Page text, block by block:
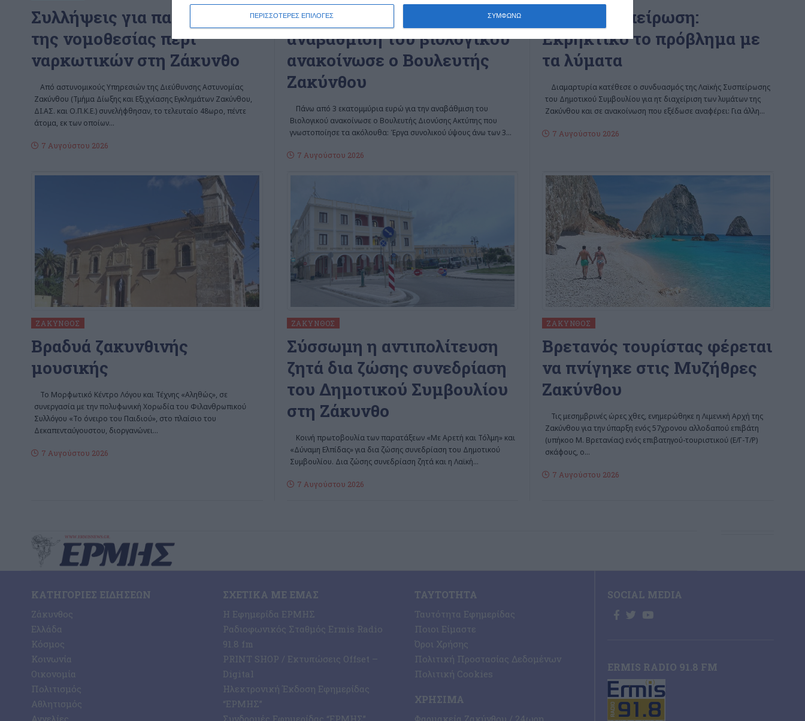
ΠΕΡΙΣΣΟΤΕΡΕΣ ΕΠΙΛΟΓΕΣ ΣΥΜΦΩΝΩ
Συλλήψεις για παραβάσεις
της νομοθεσίας περί
ναρκωτικών στη Ζάκυνθο
Από αστυνομικούς Υπηρεσιών της Διεύθυνσης Αστυνομίας
Ζακύνθου (Τμήμα Δίωξης και Εξιχνίασης Εγκλημάτων Ζακύνθου,
ΔΙ.ΑΣ. και Ο.Π.Κ.Ε.) συνελήφθησαν, το τελευταίο 48ωρο, πέντε
άτομα, εκ των οποίων…
7 Αυγούστου 2026
Πιστώσεις για την
αναβάθμιση του βιολογικού
ανακοίνωσε ο Βουλευτής
Ζακύνθου
Πάνω από 3 εκατομμύρια ευρώ για την αναβάθμιση του
Βιολογικού ανακοίνωσε ο Βουλευτής Διονύσης Ακτύπης που
γνωστοποίησε τα ακόλουθα: Έργα συνολικού ύψους άνω των 3…
7 Αυγούστου 2026
Λαϊκή Συσπείρωση:
Εκρηκτικό το πρόβλημα με
τα λύματα
Διαμαρτυρία κατέθεσε ο συνδυασμός της Λαϊκής Συσπείρωσης
του Δημοτικού Συμβουλίου για ητ διαχείριση των λυμάτων της
Ζακύνθου και σε ανακοίνωση που εξέδωσε αναφέρει: Για άλλη…
7 Αυγούστου 2026
ΖΆΚΥΝΘΟΣ
Βραδυά ζακυνθινής
μουσικής
Το Μορφωτικό Κέντρο Λόγου και Τέχνης «Αληθώς», σε
συνεργασία με την πολυφωνική Χορωδία του Φιλανθρωπικού
Συλλόγου «Το όνειρο του Παιδιού», στο πλαίσιο του
Δεκαπενταύγουστου, διοργανώνει…
7 Αυγούστου 2026
ΖΆΚΥΝΘΟΣ
Σύσσωμη η αντιπολίτευση
ζητά δια ζώσης συνεδρίαση
του Δημοτικού Συμβουλίου
στη Ζάκυνθο
Κοινή πρωτοβουλία των παρατάξεων «Με Αρετή και Τόλμη» και
«Δύναμη Ελπίδας» για δια ζώσης συνεδρίαση του Δημοτικού
Συμβουλίου. Δια ζώσης συνεδρίαση ζητά και η Λαϊκή…
7 Αυγούστου 2026
ΖΆΚΥΝΘΟΣ
Bρετανός τουρίστας φέρεται
να πνίγηκε στις Μυζήθρες
Ζακύνθου
Τις μεσημβρινές ώρες χθες, ενημερώθηκε η Λιμενική Αρχή της
Ζακύνθου για την ύπαρξη ενός 57χρονου αλλοδαπού επιβάτη
(υπήκοο Μ. Βρετανίας) ενός επιβατηγού-τουριστικού (Ε/Γ-Τ/Ρ)
σκάφους, ο…
7 Αυγούστου 2026
ΚΑΤΗΓΟΡΊΕΣ ΕΙΔΉΣΕΩΝ
Ζάκυνθος
Ελλάδα
Κόσμος
Κοινωνία
Οικονομία
Πολιτισμός
Αθλητισμός
Αγγελίες
ΣΧΕΤΙΚΆ ΜΕ ΕΜΆΣ
Η Εφημερίδα ΕΡΜΗΣ
Ραδιοφωνικός Σταθμός Ermis Radio
91.8 fm
PRINT SHOP / Εκτυπώσεις Offset –
Digital
Ηλεκτρονική Έκδοση Εφημερίδας
“ΕΡΜΗΣ”
Συνδρομές Εφημερίδας “ΕΡΜΗΣ”
ΤΑΥΤΌΤΗΤΑ
Ταυτότητα Εφημερίδας
Ποιοι Είμαστε
Όροι Χρήσης
Πολιτική Προστασίας Δεδομένων
Πολιτική Cookies
ΧΡΉΣΙΜΑ
Φαρμακεία Ζακύνθου / 24ωρη
SOCIAL MEDIA
ERMIS RADIO 91.8 FM